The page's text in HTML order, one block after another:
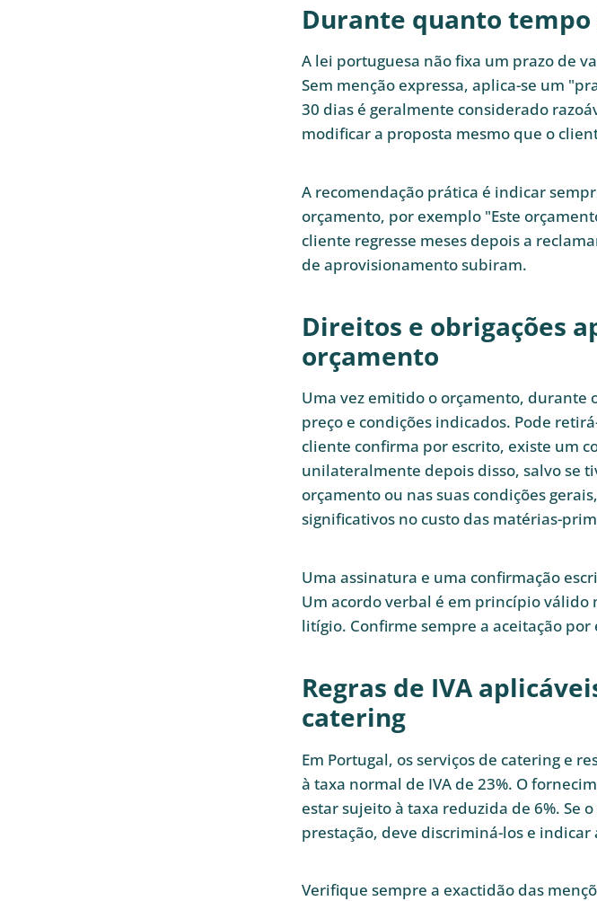
Durante quanto
A lei portuguesa não fixa um prazo de
Sem menção expressa, aplica-se um
30 dias é geralmente considerado
modificar a proposta mesmo que o
A recomendação prática é indicar
orçamento, por exemplo "Este
cliente regresse meses depois a
de aprovisionamento subiram.
Direitos e obrigações
orçamento
Uma vez emitido o orçamento, durante
preço e condições indicados. Pode
cliente confirma por escrito, existe um
unilateralmente depois disso, salvo se
orçamento ou nas suas condições
significativos no custo das matérias-
Uma assinatura e uma confirmação
Um acordo verbal é em princípio
litígio. Confirme sempre a aceitação por
Regras de IVA
catering
Em Portugal, os serviços de catering e
à taxa normal de IVA de 23%. O
estar sujeito à taxa reduzida de 6%. Se
prestação, deve discriminá-los e
Verifique sempre a exactidão das